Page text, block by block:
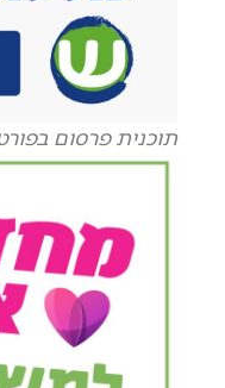
תוכנית פרסום